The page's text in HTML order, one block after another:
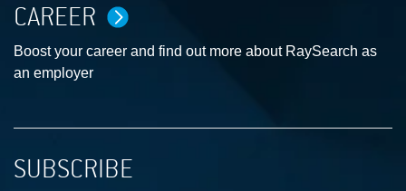
CAREER
Boost your career and find out more about RaySearch as
an employer
SUBSCRIBE